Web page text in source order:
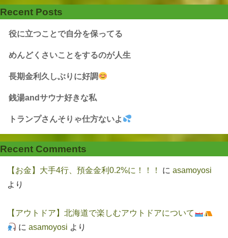
Recent Posts
役に立つことで自分を保ってる
めんどくさいことをするのが人生
長期金利久しぶりに好調
銭湯andサウナ好きな私
トランプさんそりゃ仕方ないよ
Recent Comments
【お金】大手4行、預金金利0.2%に！！！ に asamoyosi
より
【アウトドア】北海道で楽しむアウトドアについて
に asamoyosi より